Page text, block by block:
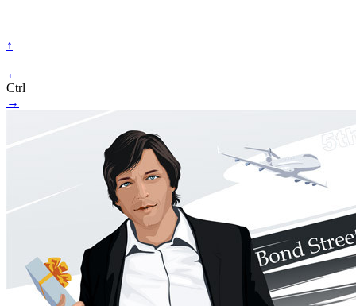
↑
←
Ctrl
→